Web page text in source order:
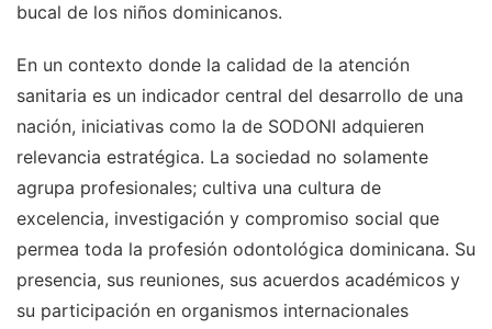
bucal de los niños dominicanos.
En un contexto donde la calidad de la atención
sanitaria es un indicador central del desarrollo de una
nación, iniciativas como la de SODONI adquieren
relevancia estratégica. La sociedad no solamente
agrupa profesionales; cultiva una cultura de
excelencia, investigación y compromiso social que
permea toda la profesión odontológica dominicana. Su
presencia, sus reuniones, sus acuerdos académicos y
su participación en organismos internacionales